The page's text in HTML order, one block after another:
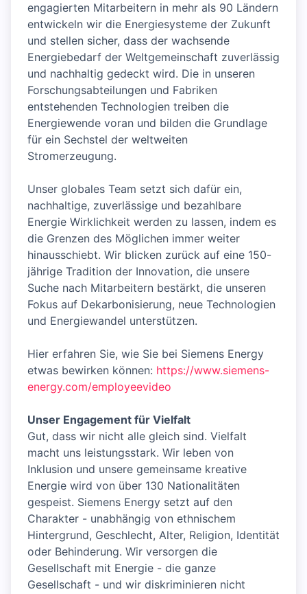
engagierten Mitarbeitern in mehr als 90 Ländern
entwickeln wir die Energiesysteme der Zukunft
und stellen sicher, dass der wachsende
Energiebedarf der Weltgemeinschaft zuverlässig
und nachhaltig gedeckt wird. Die in unseren
Forschungsabteilungen und Fabriken
entstehenden Technologien treiben die
Energiewende voran und bilden die Grundlage
für ein Sechstel der weltweiten
Stromerzeugung.
Unser globales Team setzt sich dafür ein,
nachhaltige, zuverlässige und bezahlbare
Energie Wirklichkeit werden zu lassen, indem es
die Grenzen des Möglichen immer weiter
hinausschiebt. Wir blicken zurück auf eine 150-
jährige Tradition der Innovation, die unsere
Suche nach Mitarbeitern bestärkt, die unseren
Fokus auf Dekarbonisierung, neue Technologien
und Energiewandel unterstützen.
Hier erfahren Sie, wie Sie bei Siemens Energy
etwas bewirken können: https://www.siemens-
energy.com/employeevideo
Unser Engagement für Vielfalt
Gut, dass wir nicht alle gleich sind. Vielfalt
macht uns leistungsstark. Wir leben von
Inklusion und unsere gemeinsame kreative
Energie wird von über 130 Nationalitäten
gespeist. Siemens Energy setzt auf den
Charakter - unabhängig von ethnischem
Hintergrund, Geschlecht, Alter, Religion, Identität
oder Behinderung. Wir versorgen die
Gesellschaft mit Energie - die ganze
Gesellschaft - und wir diskriminieren nicht